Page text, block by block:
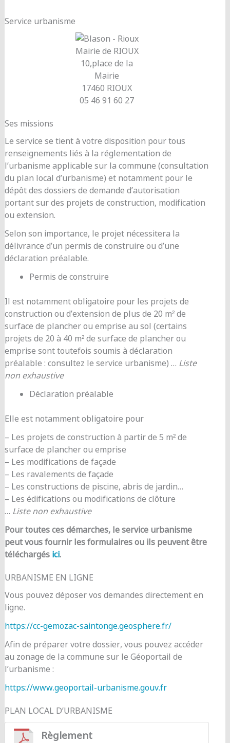
Service urbanisme
Mairie de RIOUX
10,place de la
Mairie
17460 RIOUX
05 46 91 60 27
Ses missions
Le service se tient à votre disposition pour tous
renseignements liés à la réglementation de
l’urbanisme applicable sur la commune (consultation
du plan local d’urbanisme) et notamment pour le
dépôt des dossiers de demande d’autorisation
portant sur des projets de construction, modification
ou extension.
Selon son importance, le projet nécessitera la
délivrance d’un permis de construire ou d’une
déclaration préalable.
Permis de construire
Il est notamment obligatoire pour les projets de
construction ou d’extension de plus de 20 m² de
surface de plancher ou emprise au sol (certains
projets de 20 à 40 m² de surface de plancher ou
emprise sont toutefois soumis à déclaration
préalable : consultez le service urbanisme) … Liste
non exhaustive
Déclaration préalable
Elle est notamment obligatoire pour
– Les projets de construction à partir de 5 m² de
surface de plancher ou emprise
– Les modifications de façade
– Les ravalements de façade
– Les constructions de piscine, abris de jardin…
– Les édifications ou modifications de clôture
… Liste non exhaustive
Pour toutes ces démarches, le service urbanisme
peut vous fournir les formulaires ou ils peuvent être
téléchargés ici.
URBANISME EN LIGNE
Vous pouvez déposer vos demandes directement en
ligne.
https://cc-gemozac-saintonge.geosphere.fr/
Afin de préparer votre dossier, vous pouvez accéder
au zonage de la commune sur le Géoportail de
l’urbanisme :
https://www.geoportail-urbanisme.gouv.fr
PLAN LOCAL D’URBANISME
Règlement